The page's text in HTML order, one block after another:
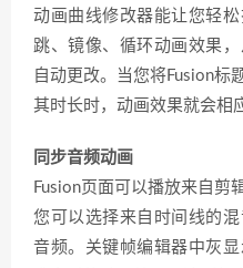
动画曲线修改器能让您轻
跳、镜像、循环动画效果
自动更改。当您将Fusion标
其时长时，动画效果就会相
同步音频动画
Fusion页面可以播放来自剪
您可以选择来自时间线的
音频。关键帧编辑器中灰